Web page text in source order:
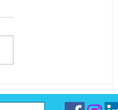
en auto-édition